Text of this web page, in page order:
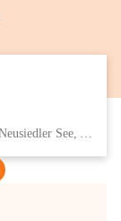
Eisenstädter Straße 18, 7091 Breitenbrunn am Neusiedler See, AUT